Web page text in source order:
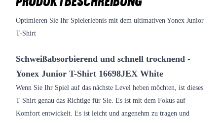
Optimieren Sie Ihr Spielerlebnis mit dem ultimativen Yonex Junior
T-Shirt
Schweißabsorbierend und schnell trocknend -
Yonex Junior T-Shirt 16698JEX White
Wenn Sie Ihr Spiel auf das nächste Level heben möchten, ist dieses
T-Shirt genau das Richtige für Sie. Es ist mit dem Fokus auf
Komfort entwickelt. Es ist leicht und angenehm zu tragen und